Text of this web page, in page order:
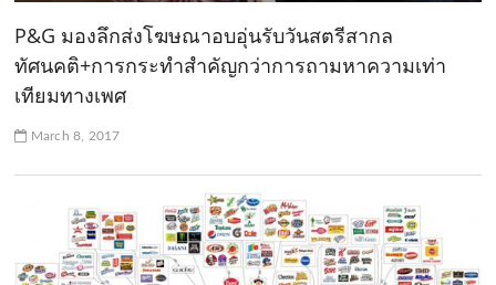
P&G มองลึกส่งโฆษณาอบอุ่นรับวันสตรีสากล
ทัศนคติ+การกระทำสำคัญกว่าการถามหาความเท่า
เทียมทางเพศ
March 8, 2017